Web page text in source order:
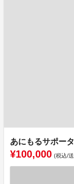
あにもるサポー
¥100,000 (税込/